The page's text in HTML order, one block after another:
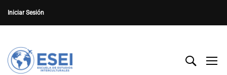
Iniciar Sesión